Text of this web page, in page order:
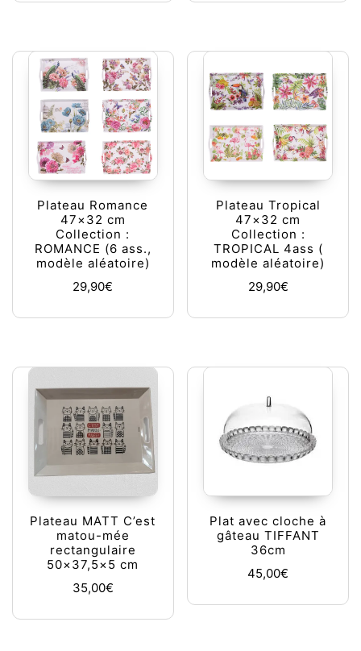
Plateau Romance
47×32 cm
Collection :
ROMANCE (6 ass.,
modèle aléatoire)
29,90€
Plateau Tropical
47×32 cm
Collection :
TROPICAL 4ass (
modèle aléatoire)
29,90€
Plateau MATT C’est
matou-mée
rectangulaire
50×37,5×5 cm
35,00€
Plat avec cloche à
gâteau TIFFANT
36cm
45,00€